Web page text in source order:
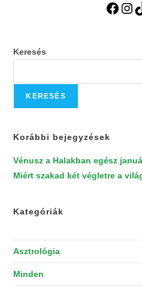
Keresés
KERESÉS
Korábbi bejegyzések
Vénusz a Halakban egész
Miért szakad két végletre a
Kategóriák
Asztrológia
Minden